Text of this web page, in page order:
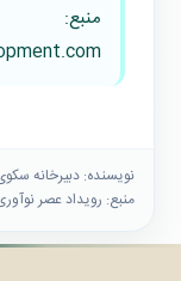
منبع:
نویسنده: دبیرخانه
منبع: رویداد عصر